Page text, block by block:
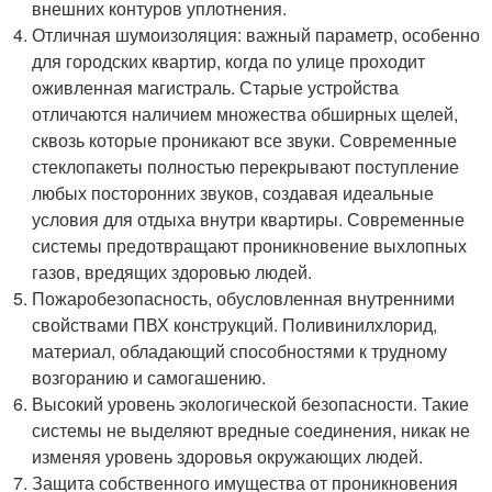
внешних контуров уплотнения.
Отличная шумоизоляция: важный параметр, особенно
для городских квартир, когда по улице проходит
оживленная магистраль. Старые устройства
отличаются наличием множества обширных щелей,
сквозь которые проникают все звуки. Современные
стеклопакеты полностью перекрывают поступление
любых посторонних звуков, создавая идеальные
условия для отдыха внутри квартиры. Современные
системы предотвращают проникновение выхлопных
газов, вредящих здоровью людей.
Пожаробезопасность, обусловленная внутренними
свойствами ПВХ конструкций. Поливинилхлорид,
материал, обладающий способностями к трудному
возгоранию и самогашению.
Высокий уровень экологической безопасности. Такие
системы не выделяют вредные соединения, никак не
изменяя уровень здоровья окружающих людей.
Защита собственного имущества от проникновения